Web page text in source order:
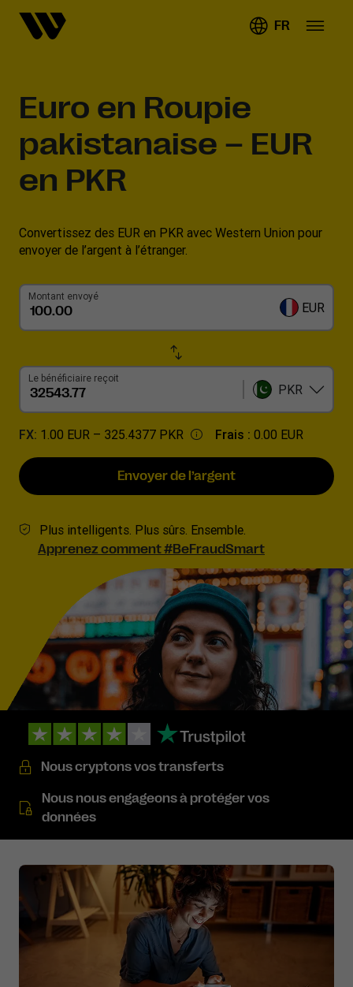
FR
Euro en Roupie
pakistanaise – EUR
en PKR
Convertissez des EUR en PKR avec Western Union pour
envoyer de l’argent à l’étranger.
Montant envoyé
EUR
Le bénéficiaire reçoit
PKR
FX: 1.00 EUR – 325.4377 PKR Frais : 0.00 EUR
Envoyer de l’argent
Plus intelligents. Plus sûrs. Ensemble.
Apprenez comment #BeFraudSmart
Nous cryptons vos transferts
Nous nous engageons à protéger vos
données